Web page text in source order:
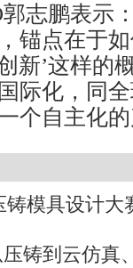
志鹏表示
锚点在于
新’这样的
际化，同
个自主化
铸模具设计大
铸到云仿真